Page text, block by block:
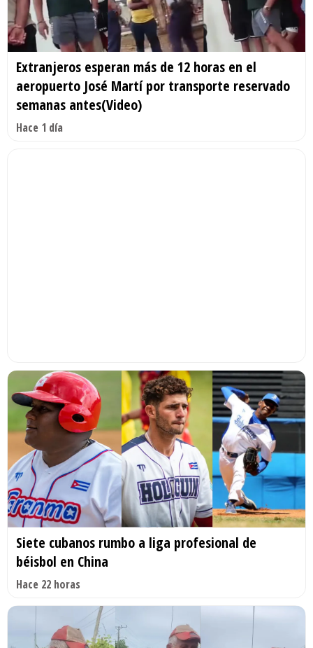
Extranjeros esperan más de 12 horas en el
aeropuerto José Martí por transporte reservado
semanas antes(Video)
Hace 1 día
Siete cubanos rumbo a liga profesional de
béisbol en China
Hace 22 horas